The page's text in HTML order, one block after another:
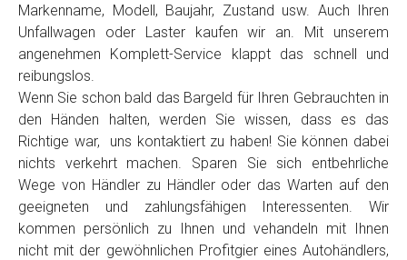
Markenname, Modell, Baujahr, Zustand usw. Auch Ihren
Unfallwagen oder Laster kaufen wir an. Mit unserem
angenehmen Komplett-Service klappt das schnell und
reibungslos.
Wenn Sie schon bald das Bargeld für Ihren Gebrauchten in
den Händen halten, werden Sie wissen, dass es das
Richtige war, uns kontaktiert zu haben! Sie können dabei
nichts verkehrt machen. Sparen Sie sich entbehrliche
Wege von Händler zu Händler oder das Warten auf den
geeigneten und zahlungsfähigen Interessenten. Wir
kommen persönlich zu Ihnen und vehandeln mit Ihnen
nicht mit der gewöhnlichen Profitgier eines Autohändlers,